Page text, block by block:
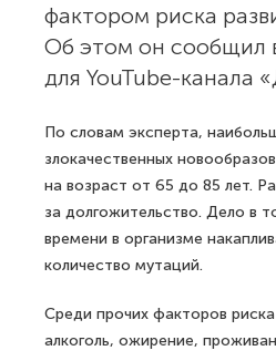
фактором риска
Об этом он сообщил
для YouTube-канала
По словам эксперта,
злокачественных
на возраст от 65 до 85 лет.
за долгожительство. Дело в
времени в организме
количество мутаций.
Среди прочих факторов
алкоголь, ожирение,